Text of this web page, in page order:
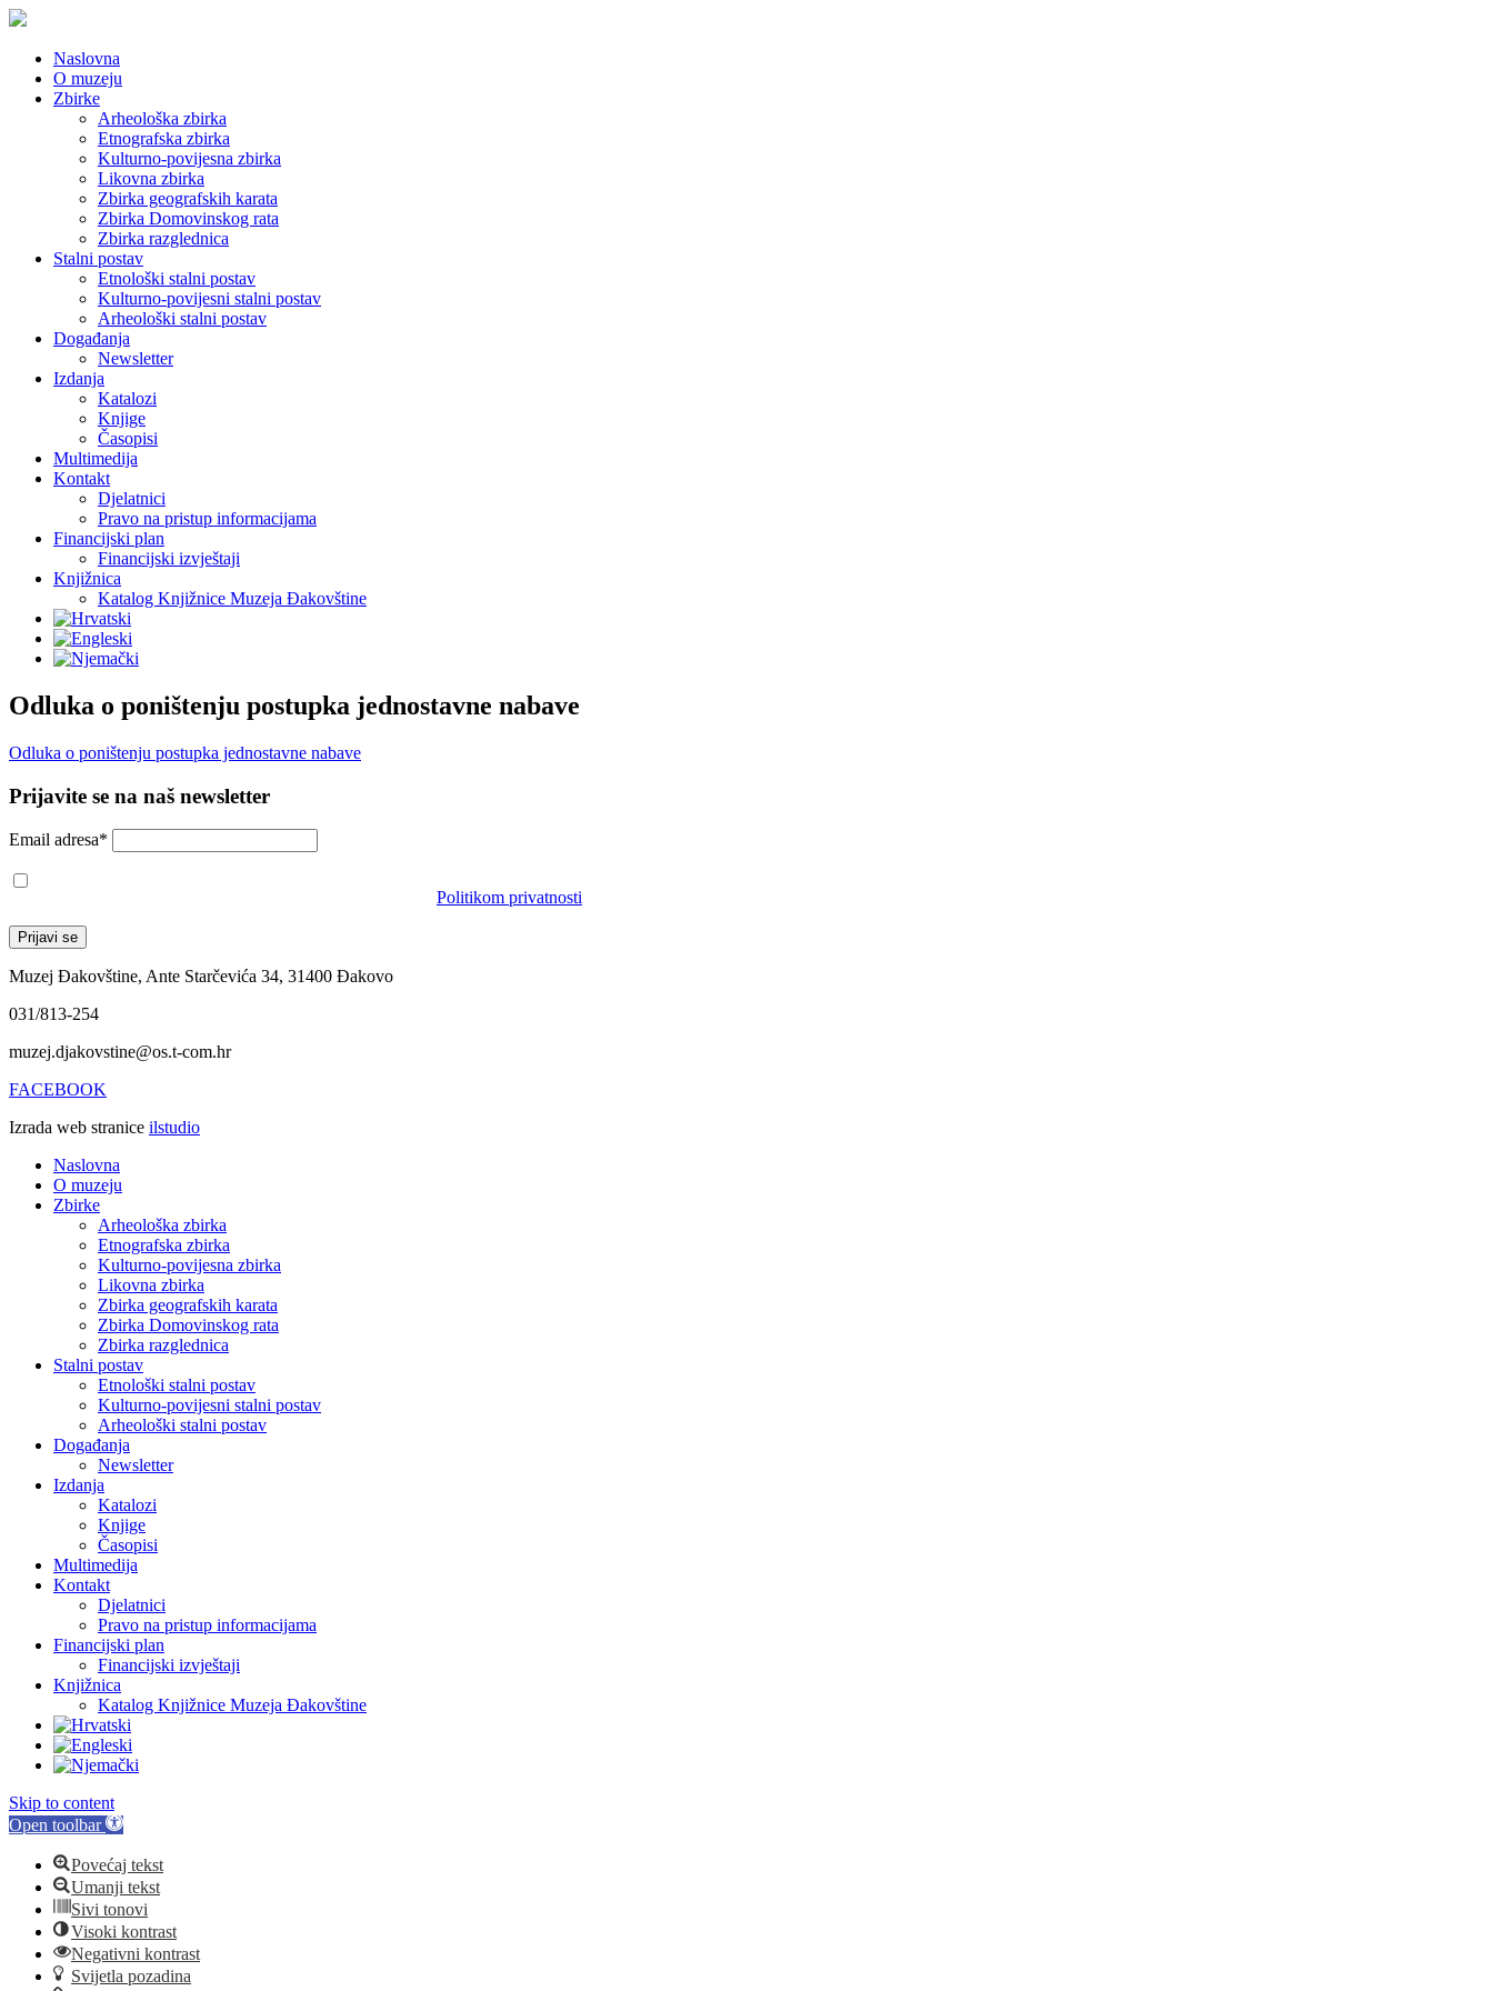
Naslovna
O muzeju
Zbirke
Arheološka zbirka
Etnografska zbirka
Kulturno-povijesna zbirka
Likovna zbirka
Zbirka geografskih karata
Zbirka Domovinskog rata
Zbirka razglednica
Stalni postav
Etnološki stalni postav
Kulturno-povijesni stalni postav
Arheološki stalni postav
Događanja
Newsletter
Izdanja
Katalozi
Knjige
Časopisi
Multimedija
Kontakt
Djelatnici
Pravo na pristup informacijama
Financijski plan
Financijski izvještaji
Knjižnica
Katalog Knjižnice Muzeja Đakovštine
Odluka o poništenju postupka jednostavne nabave
Odluka o poništenju postupka jednostavne nabave
Prijavite se na naš newsletter
Email adresa*
Politikom privatnosti
Muzej Đakovštine, Ante Starčevića 34, 31400 Đakovo
031/813-254
muzej.djakovstine@os.t-com.hr
FACEBOOK
Izrada web stranice ilstudio
Naslovna
O muzeju
Zbirke
Arheološka zbirka
Etnografska zbirka
Kulturno-povijesna zbirka
Likovna zbirka
Zbirka geografskih karata
Zbirka Domovinskog rata
Zbirka razglednica
Stalni postav
Etnološki stalni postav
Kulturno-povijesni stalni postav
Arheološki stalni postav
Događanja
Newsletter
Izdanja
Katalozi
Knjige
Časopisi
Multimedija
Kontakt
Djelatnici
Pravo na pristup informacijama
Financijski plan
Financijski izvještaji
Knjižnica
Katalog Knjižnice Muzeja Đakovštine
Skip to content
Open toolbar
Povećaj tekst
Umanji tekst
Sivi tonovi
Visoki kontrast
Negativni kontrast
Svijetla pozadina